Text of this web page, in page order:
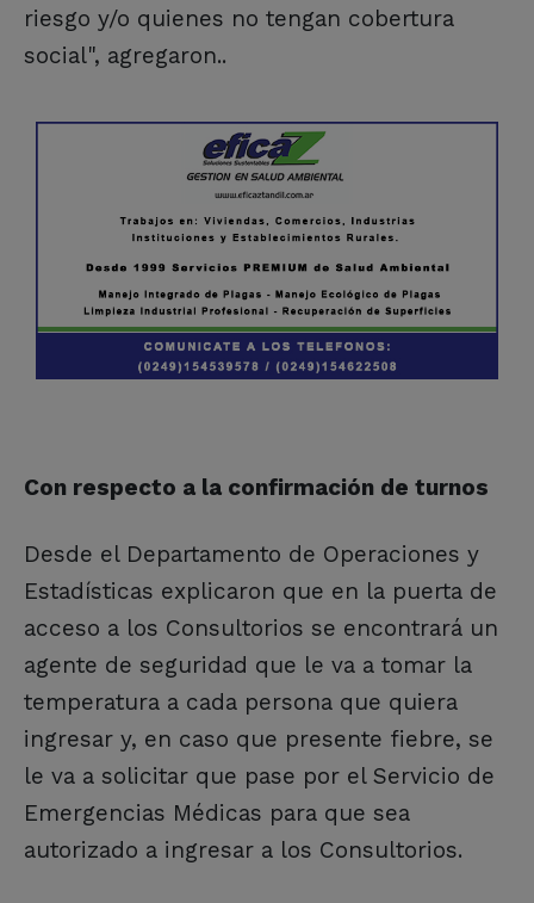
riesgo y/o quienes no tengan cobertura
social", agregaron..
Con respecto a la confirmación de turnos
Desde el Departamento de Operaciones y
Estadísticas explicaron que en la puerta de
acceso a los Consultorios se encontrará un
agente de seguridad que le va a tomar la
temperatura a cada persona que quiera
ingresar y, en caso que presente fiebre, se
le va a solicitar que pase por el Servicio de
Emergencias Médicas para que sea
autorizado a ingresar a los Consultorios.